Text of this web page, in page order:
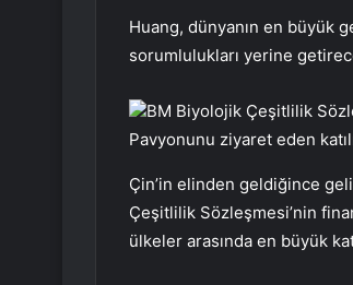
Huang, dünyanın en büyük
sorumlulukları yerine
BM Biyolojik Çeşitlilik
Pavyonunu ziyaret eden
Çin’in elinden geldiğince
Çeşitlilik Sözleşmesi’nin
ülkeler arasında en büyük